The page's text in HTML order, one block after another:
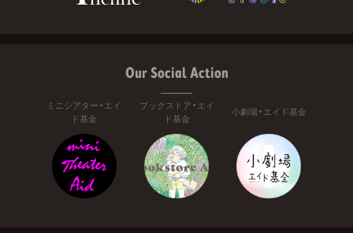
Our Social Action
ミニシアター・エイ
ド基金
ブックストア・エイ
ド基金
小劇場・エイド基金